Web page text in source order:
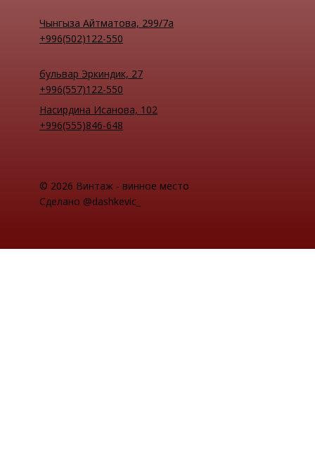
Чынгыза Айтматова, 299/7а
+996(502)122-550
бульвар Эркиндик, 27
+996(557)122-550
Насирдина Исанова, 102
+996(555)846-648
© 2026 Винтаж - винное место
Сделано @dashkevic_